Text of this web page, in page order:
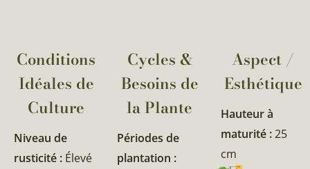
Conditions
Idéales de
Culture
Niveau de
rusticité : Élevé
Cycles &
Besoins de
la Plante​
Périodes de
plantation :
Aspect /
Esthétique
Hauteur à
maturité :25
cm